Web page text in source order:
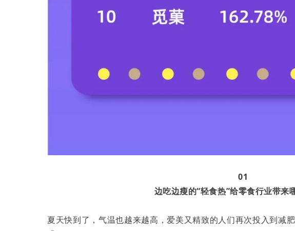
01
边吃边瘦的“轻食热”给零食行业带来
夏天快到了，气温也越来越高，爱美又精致的人们再次投入到减